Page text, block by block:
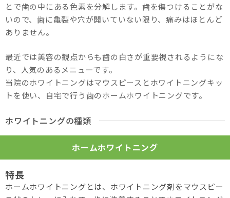
とで歯の中にある色素を分解します。歯を傷つけることがな
いので、歯に亀裂や穴が開いていない限り、痛みはほとんど
ありません。
最近では美容の観点からも歯の白さが重要視されるようにな
り、人気のあるメニューです。
当院のホワイトニングはマウスピースとホワイトニングキッ
トを使い、自宅で行う歯のホームホワイトニングです。
ホワイトニングの種類
ホームホワイトニング
ホームホワイトニングとは、ホワイトニング剤をマウスピー